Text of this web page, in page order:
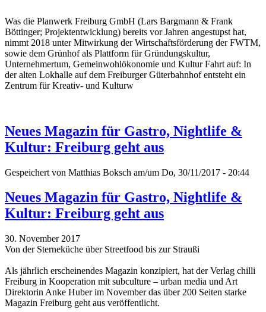
Was die Planwerk Freiburg GmbH (Lars Bargmann & Frank
Böttinger; Projektentwicklung) bereits vor Jahren angestupst hat,
nimmt 2018 unter Mitwirkung der Wirtschaftsförderung der FWTM,
sowie dem Grünhof als Plattform für Gründungskultur,
Unternehmertum, Gemeinwohlökonomie und Kultur Fahrt auf: In
der alten Lokhalle auf dem Freiburger Güterbahnhof entsteht ein
Zentrum für Kreativ- und Kulturw
Neues Magazin für Gastro, Nightlife &
Kultur: Freiburg geht aus
Gespeichert von Matthias Boksch am/um Do, 30/11/2017 - 20:44
Neues Magazin für Gastro, Nightlife &
Kultur: Freiburg geht aus
30. November 2017
Von der Sterneküche über Streetfood bis zur Straußi
Als jährlich erscheinendes Magazin konzipiert, hat der Verlag chilli
Freiburg in Kooperation mit subculture – urban media und Art
Direktorin Anke Huber im November das über 200 Seiten starke
Magazin Freiburg geht aus veröffentlicht.